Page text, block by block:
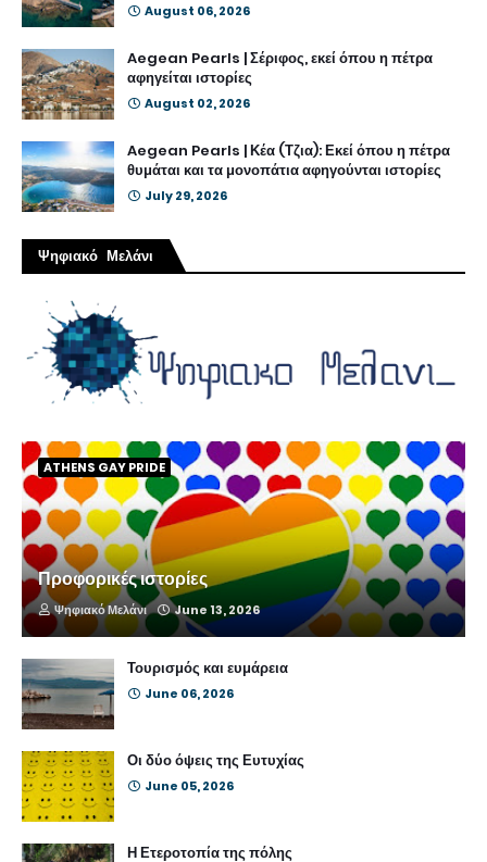
August 06, 2026
Aegean Pearls | Σέριφος, εκεί όπου η πέτρα
αφηγείται ιστορίες
August 02, 2026
Aegean Pearls | Κέα (Τζια): Εκεί όπου η πέτρα
θυμάται και τα μονοπάτια αφηγούνται ιστορίες
July 29, 2026
Ψηφιακό Μελάνι
ATHENS GAY PRIDE
Προφορικές ιστορίες
Ψηφιακό Μελάνι June 13, 2026
Τουρισμός και ευμάρεια
June 06, 2026
Οι δύο όψεις της Ευτυχίας
June 05, 2026
Η Ετεροτοπία της πόλης